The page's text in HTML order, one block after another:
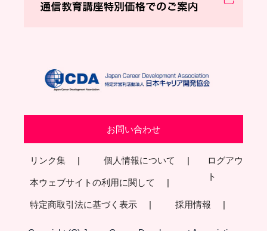
お問い合わせ
リンク集 個人情報について
本ウェブサイトの利用に関して
特定商取引法に基づく表示 採用情報
ログアウ
ト